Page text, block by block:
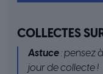
COLLECTES
Astuce: pensez
jour de collecte !